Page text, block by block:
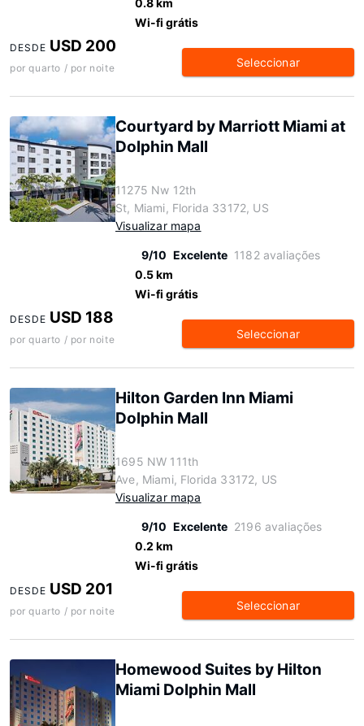
0.8 km
Wi-fi grátis
DESDE USD 200
por quarto / por noite Seleccionar
Courtyard by Marriott Miami at
Dolphin Mall
11275 Nw 12th
St, Miami, Florida 33172, US
Visualizar mapa
9/10 Excelente 1182 avaliações
0.5 km
Wi-fi grátis
DESDE USD 188
por quarto / por noite Seleccionar
Hilton Garden Inn Miami
Dolphin Mall
1695 NW 111th
Ave, Miami, Florida 33172, US
Visualizar mapa
9/10 Excelente 2196 avaliações
0.2 km
Wi-fi grátis
DESDE USD 201
por quarto / por noite Seleccionar
Homewood Suites by Hilton
Miami Dolphin Mall